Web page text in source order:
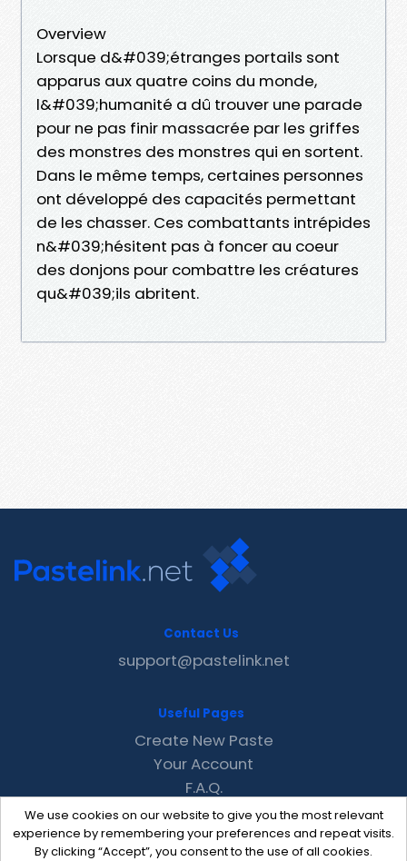
Overview
Lorsque d&#039;étranges portails sont
apparus aux quatre coins du monde,
l&#039;humanité a dû trouver une parade
pour ne pas finir massacrée par les griffes
des monstres des monstres qui en sortent.
Dans le même temps, certaines personnes
ont développé des capacités permettant
de les chasser. Ces combattants intrépides
n&#039;hésitent pas à foncer au coeur
des donjons pour combattre les créatures
qu&#039;ils abritent.
We use cookies on our website to give you the most relevant
experience by remembering your preferences and repeat visits.
By clicking “Accept”, you consent to the use of all cookies.
Contact Us
support@pastelink.net
Useful Pages
Create New Paste
Your Account
F.A.Q.
Recent
Contact